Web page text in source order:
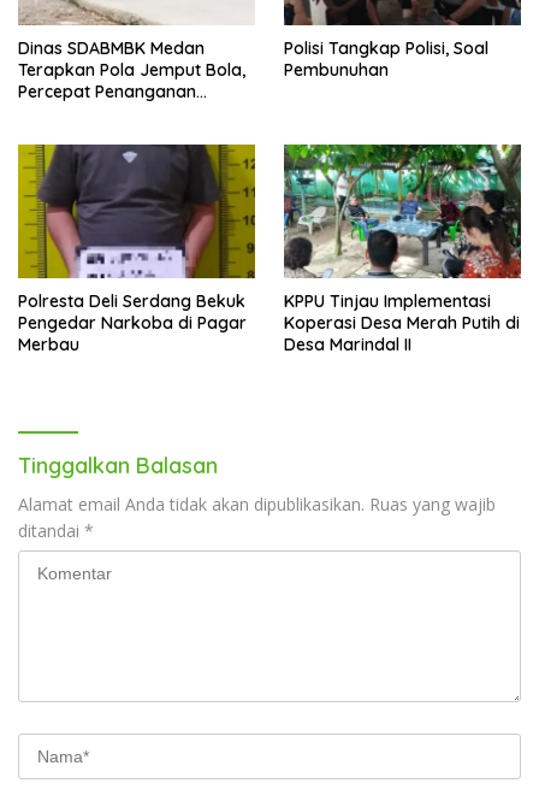
Dinas SDABMBK Medan
Terapkan Pola Jemput Bola,
Percepat Penanganan
Polisi Tangkap Polisi, Soal
Pembunuhan
Polresta Deli Serdang Bekuk
Pengedar Narkoba di Pagar
Merbau
KPPU Tinjau Implementasi
Koperasi Desa Merah Putih di
Desa Marindal II
Tinggalkan Balasan
Alamat email Anda tidak akan dipublikasikan. Ruas yang wajib
ditandai *